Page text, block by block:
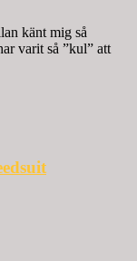
känt mig så
varit så ”kul” att